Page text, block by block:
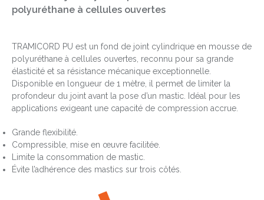
polyuréthane à cellules ouvertes
TRAMICORD PU est un fond de joint cylindrique en mousse de
polyuréthane à cellules ouvertes, reconnu pour sa grande
élasticité et sa résistance mécanique exceptionnelle.
Disponible en longueur de 1 mètre, il permet de limiter la
profondeur du joint avant la pose d’un mastic. Idéal pour les
applications exigeant une capacité de compression accrue.
Grande flexibilité.
Compressible, mise en œuvre facilitée.
Limite la consommation de mastic.
Évite l’adhérence des mastics sur trois côtés.